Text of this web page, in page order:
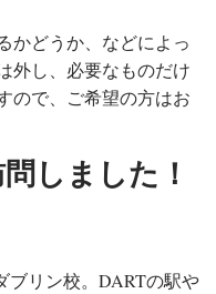
かどうか、などによっ
外し、必要なものだけ
ので、ご希望の方はお
しました！
ブリン校。DARTの駅や